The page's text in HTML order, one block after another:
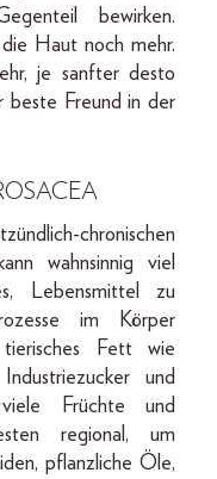
bewirken.
Haut noch mehr.
je sanfter desto
beste Freund in der
chronischen
wahnsinnig viel
Lebensmittel zu
im Körper
Fett wie
und
Früchte und
regional, um
pflanzliche Öle,